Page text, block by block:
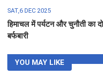
SAT,6 DEC 2025
हिमाचल में पर्यटन और चुनौती का
बर्फबारी
YOU MAY LIKE